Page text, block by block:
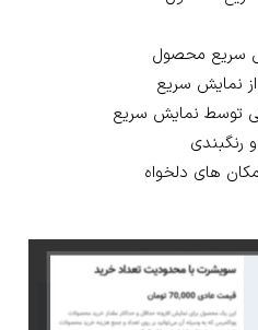
سریع محصول
نمایش سریع
توسط نمایش سریع
رنگبندی
های دلخواه